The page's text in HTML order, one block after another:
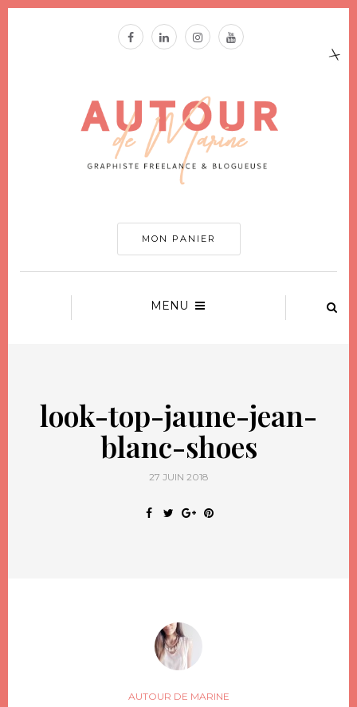
MON PANIER
MENU
look-top-jaune-jean-
blanc-shoes
27 JUIN 2018
AUTOUR DE MARINE